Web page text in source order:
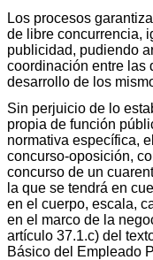
Los procesos
de libre concurrencia,
publicidad, pudiendo
coordinación entre las
desarrollo de los
Sin perjuicio de lo
propia de función
normativa específica,
concurso-oposición,
concurso de un
la que se tendrá en
en el cuerpo, escala,
en el marco de la
artículo 37.1.c) del
Básico del Empleado